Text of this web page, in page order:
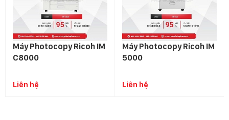
Máy Photocopy Ricoh IM
C8000
Liên hệ
Máy Photocopy Ricoh IM
5000
Liên hệ